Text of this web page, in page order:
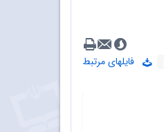
فایلهای مرتبط